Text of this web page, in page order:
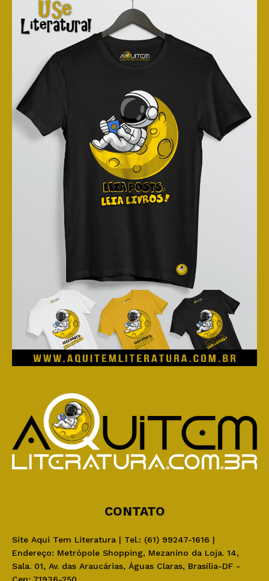
CONTATO
Site Aqui Tem Literatura | Tel.: (61) 99247-1616 |
Endereço: Metrópole Shopping, Mezanino da Loja. 14,
Sala. 01, Av. das Araucárias, Águas Claras, Brasília-DF -
Cep: 71936-250